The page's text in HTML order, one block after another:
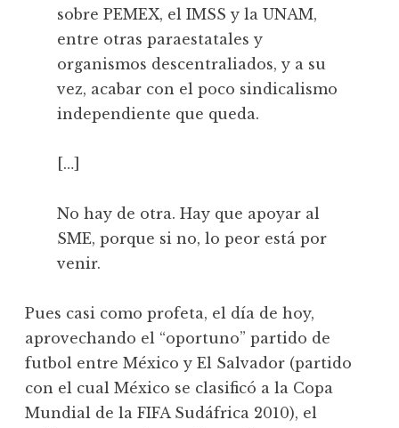
sobre PEMEX, el IMSS y la UNAM,
entre otras paraestatales y
organismos descentraliados, y a su
vez, acabar con el poco sindicalismo
independiente que queda.
[…]
No hay de otra. Hay que apoyar al
SME, porque si no, lo peor está por
venir.
Pues casi como profeta, el día de hoy,
aprovechando el “oportuno” partido de
futbol entre México y El Salvador (partido
con el cual México se clasificó a la Copa
Mundial de la FIFA Sudáfrica 2010), el